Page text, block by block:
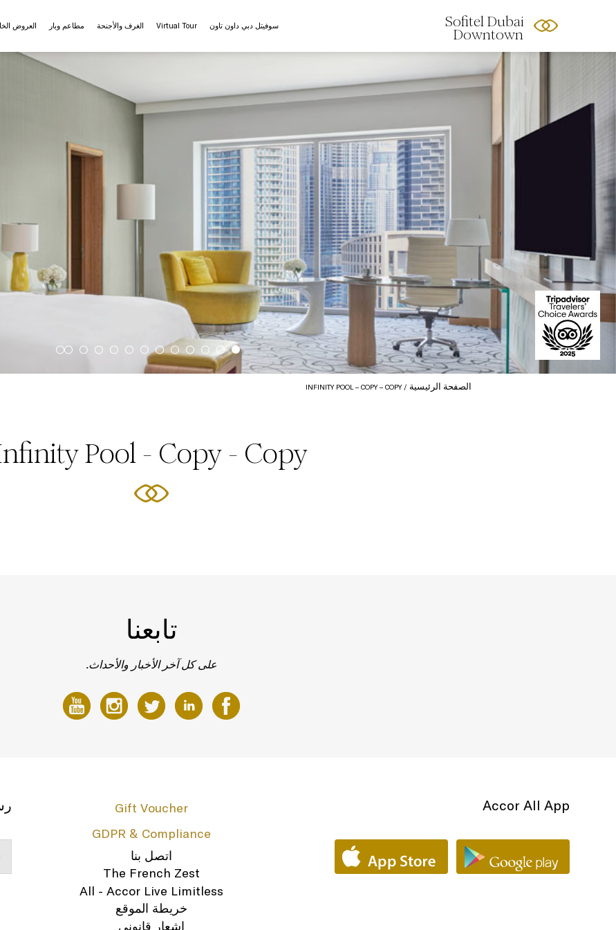
Sofitel Dubai
Downtown
سوفيتل دبي داون تاون Virtual Tour الغرف والأجنحة مطاعم وبار العروض
الصفحة الرئيسية INFINITY POOL – COPY – COPY
Pool - Copy - Copy
تابعنا
على كل آخر الأخبار والأحداث.
Gift Voucher
GDPR & Compliance
اتصل بنا
The French Zest
All - Accor Live Limitless
خريطة الموقع
إشعار قانوني
Accor All App